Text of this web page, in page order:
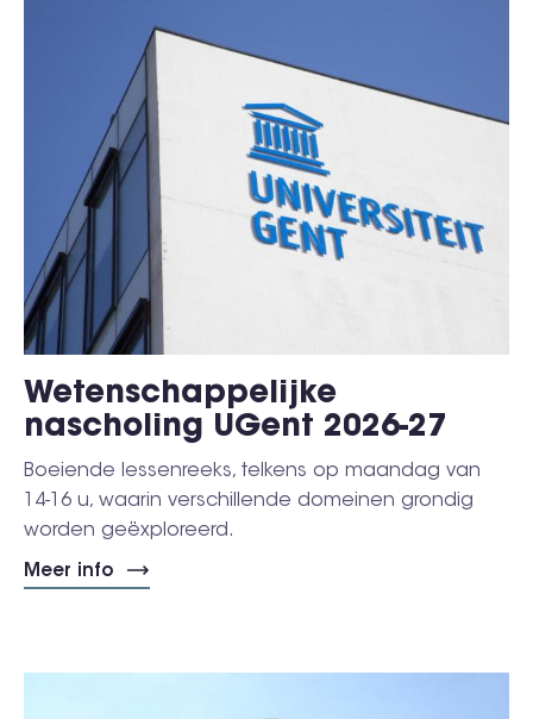
Wetenschappelijke
nascholing UGent 2026-27
Boeiende lessenreeks, telkens op maandag van
14-16 u, waarin verschillende domeinen grondig
worden geëxploreerd.
Meer info